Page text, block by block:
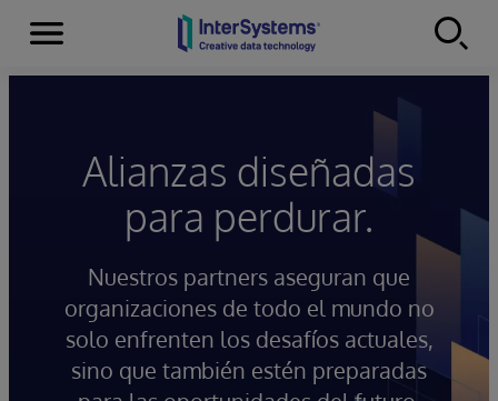
Skip to content
Secciones
Alianzas diseñadas
para perdurar.
Nuestros partners aseguran que
organizaciones de todo el mundo no
solo enfrenten los desafíos actuales,
sino que también estén preparadas